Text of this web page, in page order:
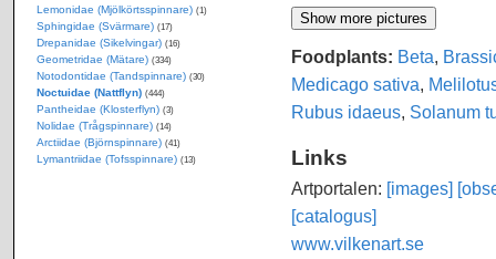
Foodplants: Beta,
Medicago sativa,
Rubus idaeus, Solanum
Links
Artportalen: [images]
[catalogus]
www.vilkenart.se
Lemonidae (Mjölkörtsspinnare) (1)
Sphingidae (Svärmare) (17)
Drepanidae (Sikelvingar) (16)
Geometridae (Mätare) (334)
Notodontidae (Tandspinnare) (30)
Noctuidae (Nattflyn) (444)
Pantheidae (Klosterflyn) (3)
Nolidae (Trågspinnare) (14)
Arctiidae (Björnspinnare) (41)
Lymantriidae (Tofsspinnare) (13)